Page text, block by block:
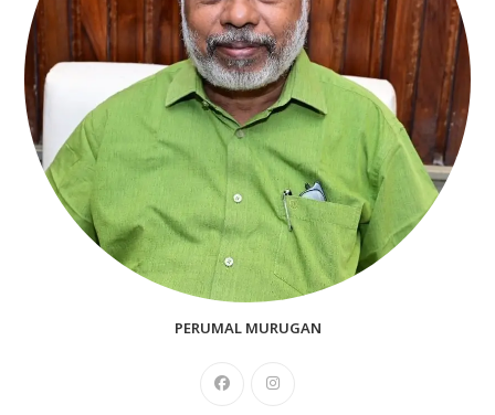
PERUMAL MURUGAN
Opens